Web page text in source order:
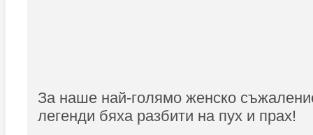
За наше най-голямо женско
легенди бяха разбити на пух и прах!